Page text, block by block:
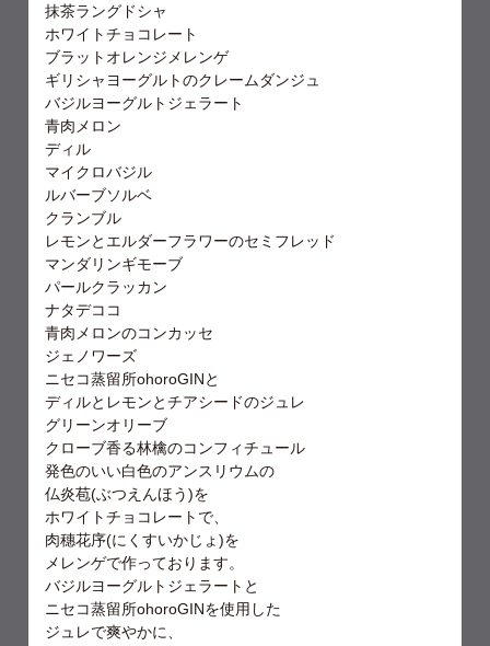
抹茶ラングドシャ
ホワイトチョコレート
ブラットオレンジメレンゲ
ギリシャヨーグルトのクレームダンジュ
バジルヨーグルトジェラート
青肉メロン
ディル
マイクロバジル
ルバーブソルベ
クランブル
レモンとエルダーフラワーのセミフレッド
マンダリンギモーブ
パールクラッカン
ナタデココ
青肉メロンのコンカッセ
ジェノワーズ
ニセコ蒸留所ohoroGINと
ディルとレモンとチアシードのジュレ
グリーンオリーブ
クローブ香る林檎のコンフィチュール
発色のいい白色のアンスリウムの
仏炎苞(ぶつえんほう)を
ホワイトチョコレートで、
肉穗花序(にくすいかじょ)を
メレンゲで作っております。
バジルヨーグルトジェラートと
ニセコ蒸留所ohoroGINを使用した
ジュレで爽やかに、